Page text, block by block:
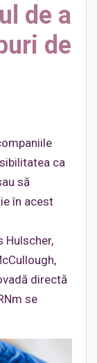
de a
de
ca
să
în acest
Hulscher,
directă
se